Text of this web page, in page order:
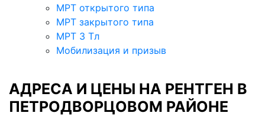
МРТ открытого типа
МРТ закрытого типа
МРТ 3 Тл
Мобилизация и призыв
АДРЕСА И ЦЕНЫ НА РЕНТГЕН В
ПЕТРОДВОРЦОВОМ РАЙОНЕ